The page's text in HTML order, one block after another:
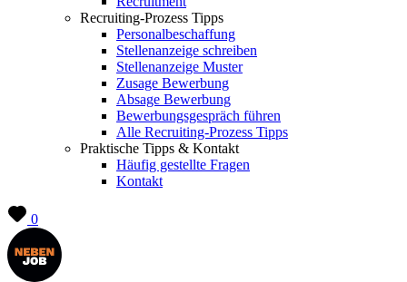
Recruiting-Prozess Tipps
Personalbeschaffung
Stellenanzeige schreiben
Stellenanzeige Muster
Zusage Bewerbung
Absage Bewerbung
Bewerbungsgespräch führen
Alle Recruiting-Prozess Tipps
Praktische Tipps & Kontakt
Häufig gestellte Fragen
Kontakt
0